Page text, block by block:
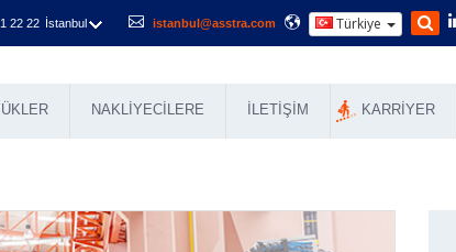
22 22 İstanbul istanbul@asstra.com Türkiye
NAKLIYECILERE İLETIŞIM KARRIYER